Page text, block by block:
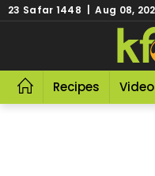
23 Safar 1448 | Aug 08,
Recipes